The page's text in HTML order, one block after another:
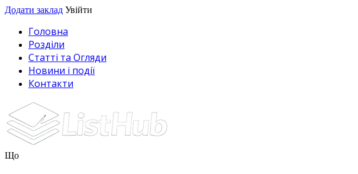
Додати заклад Увійти
Головна
Розділи
Статті та Огляди
Новини і події
Контакти
Що